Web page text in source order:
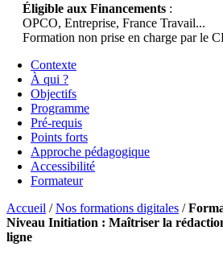
Éligible aux Financements :
OPCO, Entreprise, France Travail...
Formation non prise en charge par le
Contexte
À qui ?
Objectifs
Programme
Pré-requis
Points forts
Approche pédagogique
Accessibilité
Formateur
Accueil /Nos formations digitales /
Niveau Initiation : Maîtriser la
ligne